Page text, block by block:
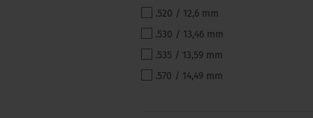
.520 / 12,6 mm
.530 / 13,46 mm
.535 / 13,59 mm
.570 / 14,49 mm